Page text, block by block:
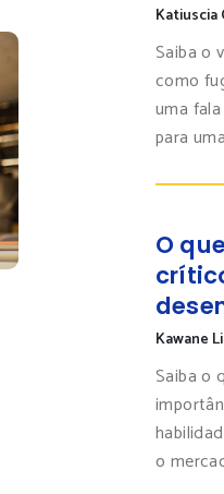
Katiuscia
Saiba o
como
uma
para
O
Kawane
Saiba o
o